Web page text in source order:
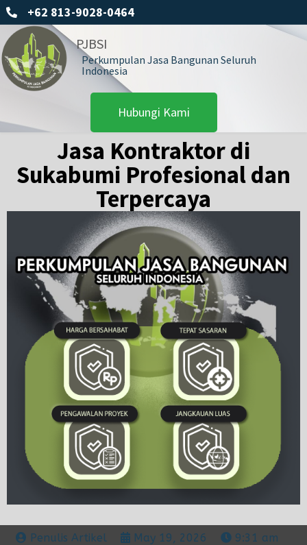
+62 813-9028-0464
PJBSI
Perkumpulan Jasa Bangunan Seluruh
Indonesia
Hubungi Kami
Jasa Kontraktor di
Sukabumi Profesional dan
Terpercaya
Penulis Artikel May 19, 2026 9:31 am